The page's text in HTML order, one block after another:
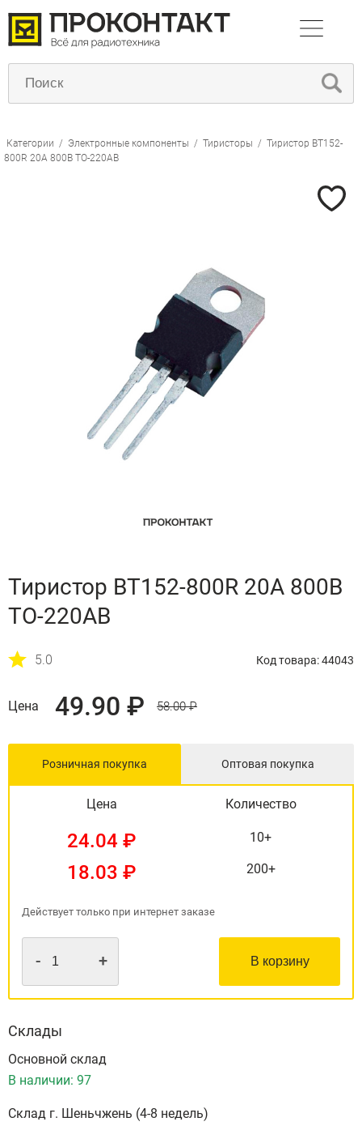
Категории / Электронные компоненты / Тиристоры / Тиристор BT152-
800R 20А 800В TO-220AB
Тиристор BT152-800R 20А 800В
TO-220AB
5.0 Код товара: 44043
Цена 49.90 ₽ 58.00 ₽
Розничная покупка Оптовая покупка
Цена Количество
24.04 ₽ 10+
18.03 ₽ 200+
- + В корзину
Действует только при интернет заказе
Склады
Основной склад
В наличии: 97
Склад г. Шеньчжень (4-8 недель)